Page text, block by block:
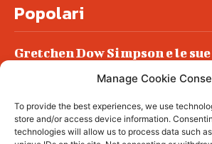
Manage Cookie
To provide the best experiences, we use
store and/or access device information.
technologies will allow us to process data such
Popolari
Gretchen Dow Simpson e le
Podlech, il Cile lo ha
all’ergastolo